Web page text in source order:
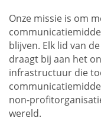
Onze missie is om
blijven. Elk lid van
draagt bij aan het
infrastructuur die
non-
wereld.